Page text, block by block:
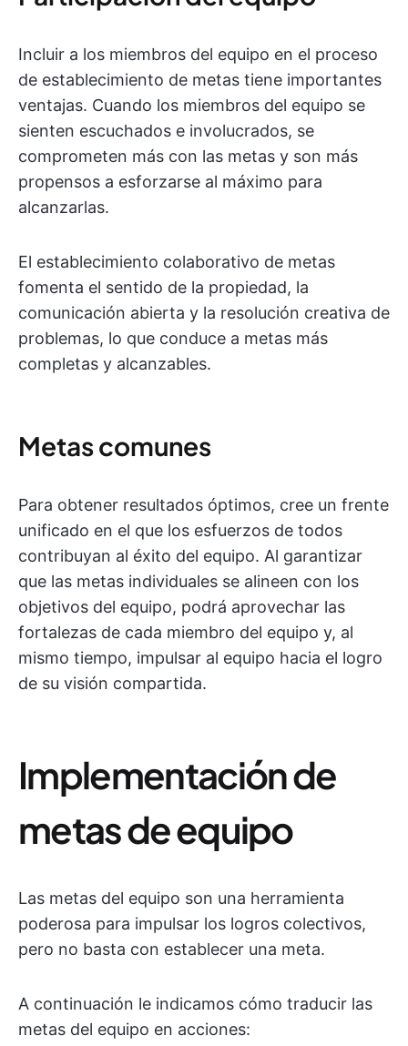
Incluir a los miembros del equipo en el proceso
de establecimiento de metas tiene importantes
ventajas. Cuando los miembros del equipo se
sienten escuchados e involucrados, se
comprometen más con las metas y son más
propensos a esforzarse al máximo para
alcanzarlas.
El establecimiento colaborativo de metas
fomenta el sentido de la propiedad, la
comunicación abierta y la resolución creativa de
problemas, lo que conduce a metas más
completas y alcanzables.
Metas comunes
Para obtener resultados óptimos, cree un frente
unificado en el que los esfuerzos de todos
contribuyan al éxito del equipo. Al garantizar
que las metas individuales se alineen con los
objetivos del equipo, podrá aprovechar las
fortalezas de cada miembro del equipo y, al
mismo tiempo, impulsar al equipo hacia el logro
de su visión compartida.
Implementación de
metas de equipo
Las metas del equipo son una herramienta
poderosa para impulsar los logros colectivos,
pero no basta con establecer una meta.
A continuación le indicamos cómo traducir las
metas del equipo en acciones: